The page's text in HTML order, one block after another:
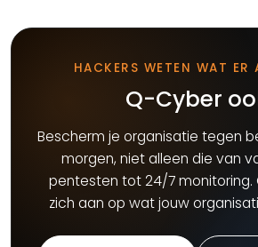
HACKERS WETEN WAT ER
Q-Cyber
Bescherm je organisatie tegen
morgen, niet alleen die van
pentesten tot 24/7
zich aan op wat jouw